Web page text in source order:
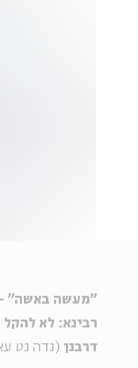
"מעשה באשה" –
רבינא: לא
דרבנן (נדה נט